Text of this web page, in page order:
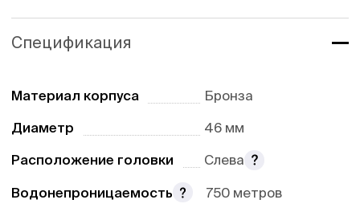
Спецификация
Материал корпуса Бронза
Диаметр 46 мм
Расположение головки Слева
Водонепроницаемость 750 метров